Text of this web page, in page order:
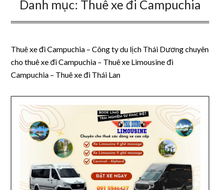
Danh mục: Thuê xe đi Campuchia
Thuê xe đi Campuchia – Công ty du lịch Thái Dương chuyên
cho thuê xe đi Campuchia – Thuê xe Limousine đi
Campuchia – Thuê xe đi Thái Lan